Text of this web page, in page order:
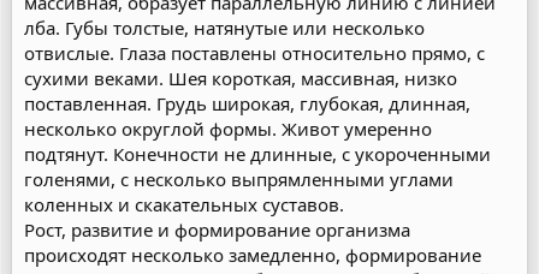
лба. Губы толстые, натянутые или несколько
отвислые. Глаза поставлены относительно прямо, с
сухими веками. Шея короткая, массивная, низко
поставленная. Грудь широкая, глубокая, длинная,
несколько округлой формы. Живот умеренно
подтянут. Конечности не длинные, с укороченными
голенями, с несколько выпрямленными углами
коленных и скакательных суставов.
Рост, развитие и формирование организма
происходят несколько замедленно, формирование